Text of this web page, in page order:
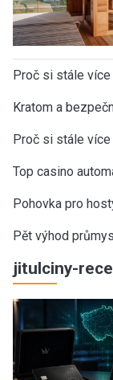
Proč si stále
Kratom a
Proč si stále více
Top casino
Pohovka pro
Pět výhod
jitulciny-